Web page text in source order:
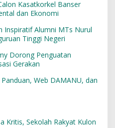
Kasatkorkel Banser
dan Ekonomi
Inspiratif Alumni MTs Nurul
Tinggi Negeri
Dorong Penguatan
Gerakan
Web DAMANU, dan
Kritis, Sekolah Rakyat Kulon